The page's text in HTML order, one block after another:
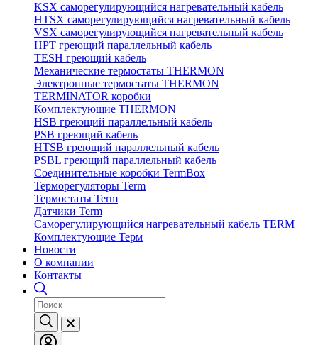
KSX саморегулирующийся нагревательный кабель
HTSX саморегулирующийся нагревательный кабель
VSX саморегулирующийся нагревательный кабель
НРТ греющий параллельный кабель
TESH греющий кабель
Механические термостаты THERMON
Электронные термостаты THERMON
TERMINATOR коробки
Комплектующие THERMON
HSB греющий параллельный кабель
PSB греющий кабель
HTSB греющий параллельный кабель
PSBL греющий параллельный кабель
Соединительные коробки TermBox
Терморегуляторы Term
Термостаты Term
Датчики Term
Саморегулирующийся нагревательный кабель TERM
Комплектующие Терм
Новости
О компании
Контакты